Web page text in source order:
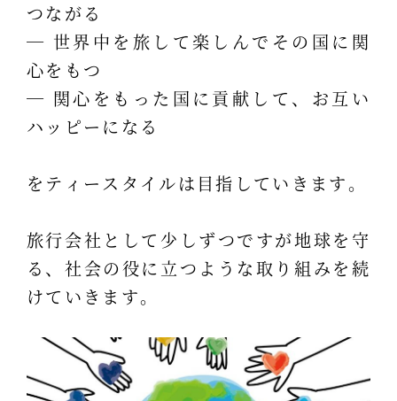
つながる
― 世界中を旅して楽しんでその国に関
心をもつ
― 関心をもった国に貢献して、お互い
ハッピーになる
をティースタイルは目指していきます。
旅行会社として少しずつですが地球を守
る、社会の役に立つような取り組みを続
けていきます。